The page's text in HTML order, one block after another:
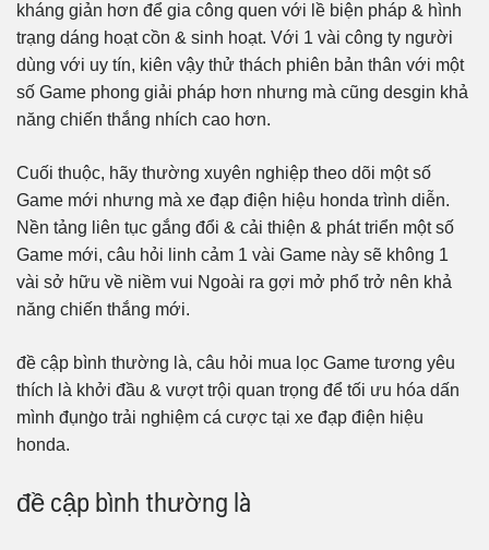
kháng giản hơn để gia công quen với lề biện pháp & hình
trạng dáng hoạt cồn & sinh hoạt. Với 1 vài công ty người
dùng với uy tín, kiên vậy thử thách phiên bản thân với một
số Game phong giải pháp hơn nhưng mà cũng desgin khả
năng chiến thắng nhích cao hơn.
Cuối thuộc, hãy thường xuyên nghiệp theo dõi một số
Game mới nhưng mà xe đạp điện hiệu honda trình diễn.
Nền tảng liên tục gắng đổi & cải thiện & phát triển một số
Game mới, câu hỏi linh cảm 1 vài Game này sẽ không 1
vài sở hữu về niềm vui Ngoài ra gợi mở phổ trở nên khả
năng chiến thắng mới.
đề cập bình thường là, câu hỏi mua lọc Game tương yêu
thích là khởi đầu & vượt trội quan trọng để tối ưu hóa dấn
mình đụng̀o trải nghiệm cá cược tại xe đạp điện hiệu
honda.
đề cập bình thường là